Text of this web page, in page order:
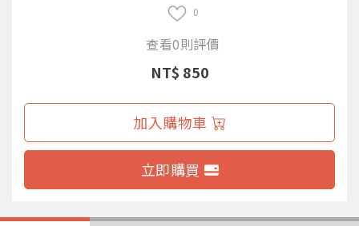
0
查看0則評價
NT$ 850
加入購物車
立即購買